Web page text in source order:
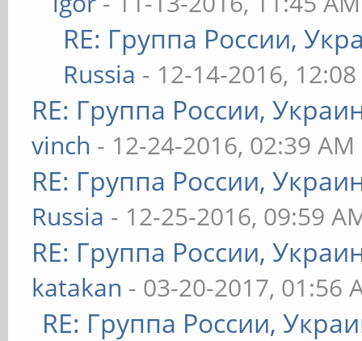
RE: Группа России,
Russia - 12-14-2016,
RE: Группа России,
vinch - 12-24-2016, 02:39 AM
RE: Группа России,
Russia - 12-25-2016, 09:59
RE: Группа России,
katakan - 03-20-2017, 01:56
RE: Группа России,